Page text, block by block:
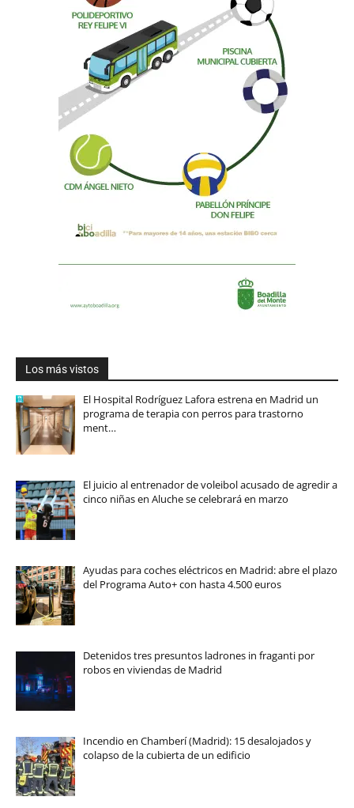
Los más vistos
El Hospital Rodríguez Lafora estrena en Madrid un
programa de terapia con perros para trastorno
ment…
El juicio al entrenador de voleibol acusado de agredir a
cinco niñas en Aluche se celebrará en marzo
Ayudas para coches eléctricos en Madrid: abre el plazo
del Programa Auto+ con hasta 4.500 euros
Detenidos tres presuntos ladrones in fraganti por
robos en viviendas de Madrid
Incendio en Chamberí (Madrid): 15 desalojados y
colapso de la cubierta de un edificio